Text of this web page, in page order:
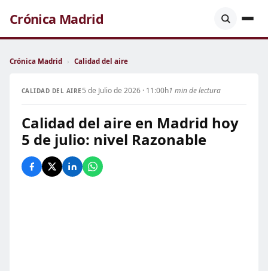
Crónica Madrid
Crónica Madrid › Calidad del aire
CALIDAD DEL AIRE 5 de Julio de 2026 · 11:00h1 min de lectura
Calidad del aire en Madrid hoy
5 de julio: nivel Razonable